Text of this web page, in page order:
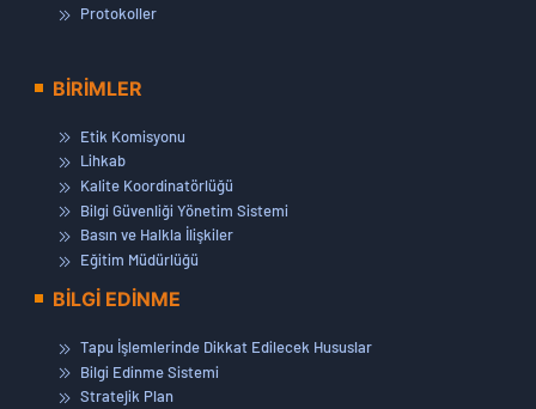
Protokoller
BİRİMLER
Etik Komisyonu
Lihkab
Kalite Koordinatörlüğü
Bilgi Güvenliği Yönetim Sistemi
Basın ve Halkla İlişkiler
Eğitim Müdürlüğü
BİLGİ EDİNME
Tapu İşlemlerinde Dikkat Edilecek Hususlar
Bilgi Edinme Sistemi
Stratejik Plan